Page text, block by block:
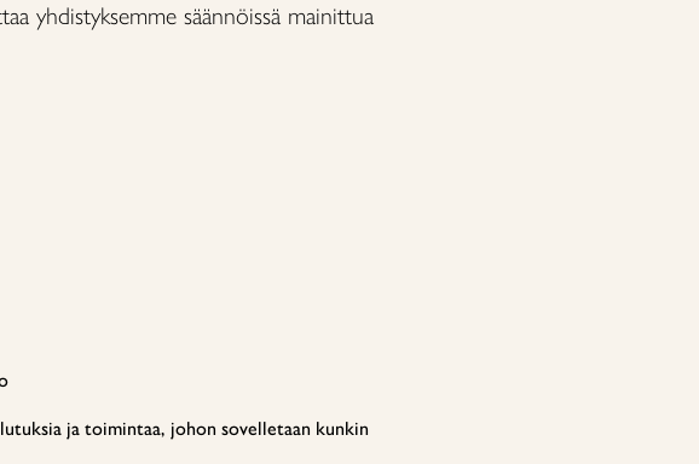
yhdistyksemme säännöissä mainittua
ja toimintaa, johon sovelletaan kunkin